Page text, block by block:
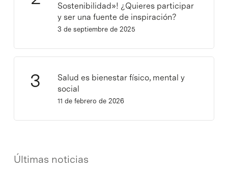
Sostenibilidad»! ¿Quieres participar
y ser una fuente de inspiración?
3 de septiembre de 2025
Salud es bienestar físico, mental y
social
11 de febrero de 2026
Últimas noticias